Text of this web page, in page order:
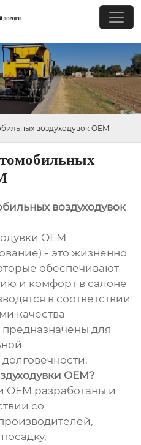
воздуходувок OEM
воздуходувок
OEM
- это жизненно
обеспечивают
и комфорт в салоне
в соответствии
качества
для
OEM?
OEM разработаны и
со